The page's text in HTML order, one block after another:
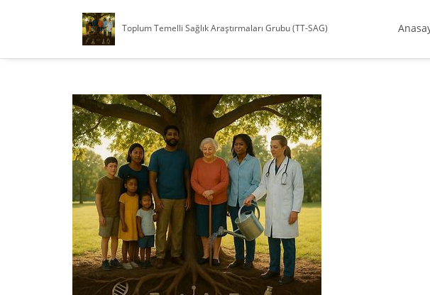
Toplum Temelli Sağlık Araştırmaları Grubu (TT-SAG)